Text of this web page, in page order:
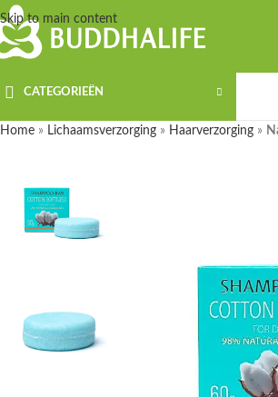
Skip to main content
CATEGORIEËN
Home » Lichaamsverzorging » Haarverzorging »